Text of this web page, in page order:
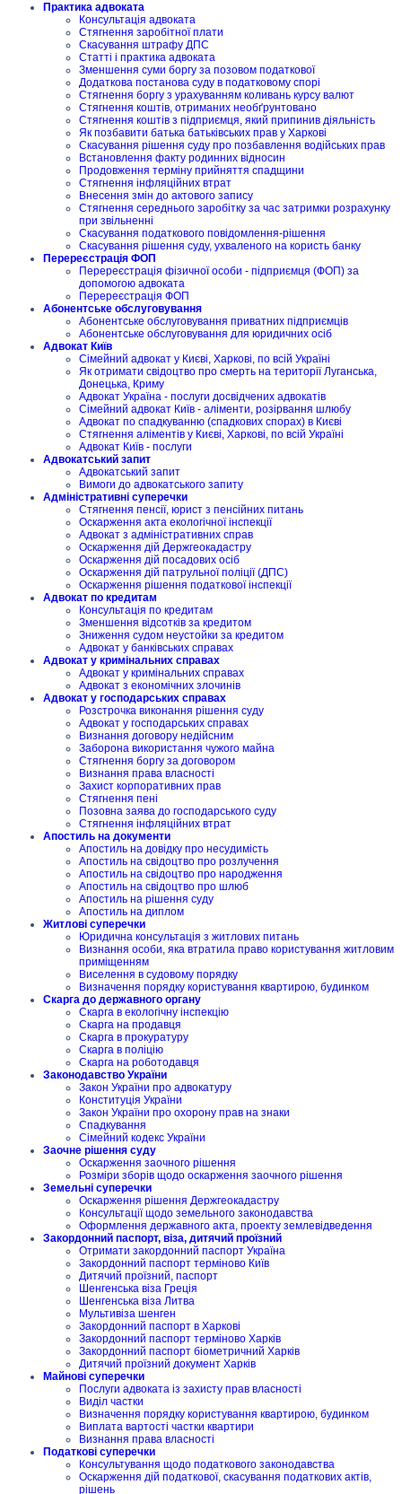
Практика адвоката
Консультація адвоката
Стягнення заробітної плати
Скасування штрафу ДПС
Статті і практика адвоката
Зменшення суми боргу за позовом податкової
Додаткова постанова суду в податковому спорі
Стягнення боргу з урахуванням коливань курсу валют
Стягнення коштів, отриманих необґрунтовано
Стягнення коштів з підприємця, який припинив діяльність
Як позбавити батька батьківських прав у Харкові
Скасування рішення суду про позбавлення водійських прав
Встановлення факту родинних відносин
Продовження терміну прийняття спадщини
Стягнення інфляційних втрат
Внесення змін до актового запису
Стягнення середнього заробітку за час затримки розрахунку
при звільненні
Скасування податкового повідомлення-рішення
Скасування рішення суду, ухваленого на користь банку
Перереєстрація ФОП
Перереєстрація фізичної особи - підприємця (ФОП) за
допомогою адвоката
Перереєстрація ФОП
Абонентське обслуговування
Абонентське обслуговування приватних підприємців
Абонентське обслуговування для юридичних осіб
Адвокат Київ
Сімейний адвокат у Києві, Харкові, по всій Україні
Як отримати свідоцтво про смерть на території Луганська,
Донецька, Криму
Адвокат Україна - послуги досвідчених адвокатів
Сімейний адвокат Київ - аліменти, розірвання шлюбу
Адвокат по спадкуванню (спадкових спорах) в Києві
Стягнення аліментів у Києві, Харкові, по всій Україні
Адвокат Київ - послуги
Адвокатський запит
Адвокатський запит
Вимоги до адвокатського запиту
Адміністративні суперечки
Стягнення пенсії, юрист з пенсійних питань
Оскарження акта екологічної інспекції
Адвокат з адміністративних справ
Оскарження дій Держгеокадастру
Оскарження дій посадових осіб
Оскарження дій патрульної поліції (ДПС)
Оскарження рішення податкової інспекції
Адвокат по кредитам
Консультація по кредитам
Зменшення відсотків за кредитом
Зниження судом неустойки за кредитом
Адвокат у банківських справах
Адвокат у кримінальних справах
Адвокат у кримінальних справах
Адвокат з економічних злочинів
Адвокат у господарських справах
Розстрочка виконання рішення суду
Адвокат у господарських справах
Визнання договору недійсним
Заборона використання чужого майна
Стягнення боргу за договором
Визнання права власності
Захист корпоративних прав
Стягнення пені
Позовна заява до господарського суду
Стягнення інфляційних втрат
Апостиль на документи
Апостиль на довідку про несудимість
Апостиль на свідоцтво про розлучення
Апостиль на свідоцтво про народження
Апостиль на свідоцтво про шлюб
Апостиль на рішення суду
Апостиль на диплом
Житлові суперечки
Юридична консультація з житлових питань
Визнання особи, яка втратила право користування житловим
приміщенням
Виселення в судовому порядку
Визначення порядку користування квартирою, будинком
Скарга до державного органу
Скарга в екологічну інспекцію
Скарга на продавця
Скарга в прокуратуру
Скарга в поліцію
Скарга на роботодавця
Законодавство України
Закон України про адвокатуру
Конституція України
Закон України про охорону прав на знаки
Спадкування
Сімейний кодекс України
Заочне рішення суду
Оскарження заочного рішення
Розміри зборів щодо оскарження заочного рішення
Земельні суперечки
Оскарження рішення Держгеокадастру
Консультації щодо земельного законодавства
Оформлення державного акта, проекту землевідведення
Закордонний паспорт, віза, дитячий проїзний
Отримати закордонний паспорт Україна
Закордонний паспорт терміново Київ
Дитячий проїзний, паспорт
Шенгенська віза Греція
Шенгенська віза Литва
Мультивіза шенген
Закордонний паспорт в Харкові
Закордонний паспорт терміново Харків
Закордонний паспорт біометричний Харків
Дитячий проїзний документ Харків
Майнові суперечки
Послуги адвоката із захисту прав власності
Виділ частки
Визначення порядку користування квартирою, будинком
Виплата вартості частки квартири
Визнання права власності
Податкові суперечки
Консультування щодо податкового законодавства
Оскарження дій податкової, скасування податкових актів,
рішень